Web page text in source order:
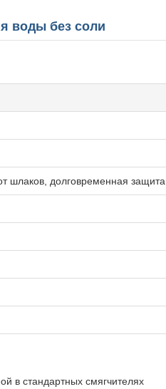
воды без соли
шлаков, долговременная защита
в стандартных смягчителях